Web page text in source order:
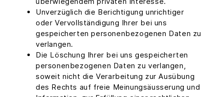
Unverzüglich die Berichtigung unrichtiger
oder Vervollständigung Ihrer bei uns
gespeicherten personenbezogenen Daten zu
verlangen.
Die Löschung Ihrer bei uns gespeicherten
personenbezogenen Daten zu verlangen,
soweit nicht die Verarbeitung zur Ausübung
des Rechts auf freie Meinungsäusserung und